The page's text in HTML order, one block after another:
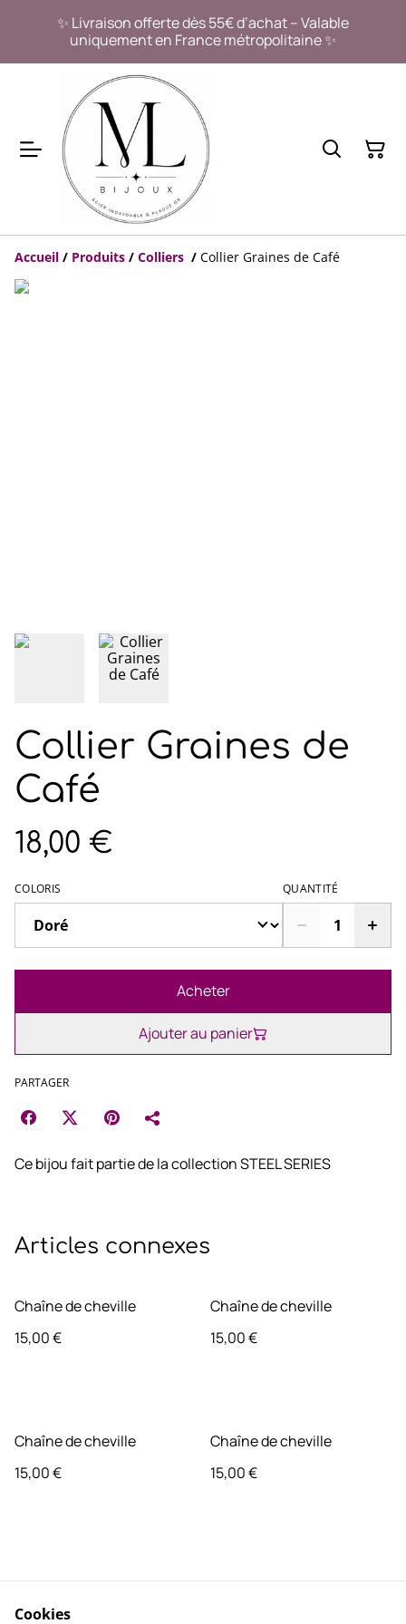
✨ Livraison offerte dès 55€ d’achat – Valable
uniquement en France métropolitaine ✨
Accueil / Produits / Colliers / Collier Graines de Café
Collier Graines de
Café
18,00 €
COLORIS QUANTITÉ
Acheter
Ajouter au panier
PARTAGER
Ce bijou fait partie de la collection STEEL SERIES
Articles connexes
Chaîne de cheville
15,00 €
Chaîne de cheville
15,00 €
Chaîne de cheville
15,00 €
Chaîne de cheville
15,00 €
Cookies